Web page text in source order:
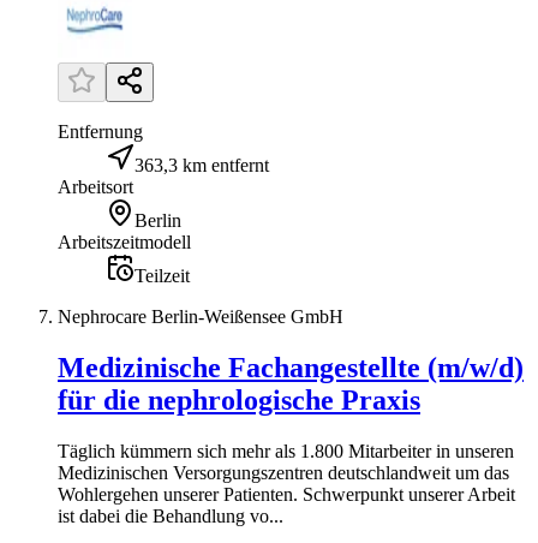
Entfernung
363,3 km entfernt
Arbeitsort
Berlin
Arbeitszeitmodell
Teilzeit
Nephrocare Berlin-Weißensee GmbH
Medizinische Fachangestellte (m/w/d)
für die nephrologische Praxis
Täglich kümmern sich mehr als 1.800 Mitarbeiter in unseren
Medizinischen Versorgungszentren deutschlandweit um das
Wohlergehen unserer Patienten. Schwerpunkt unserer Arbeit
ist dabei die Behandlung vo...